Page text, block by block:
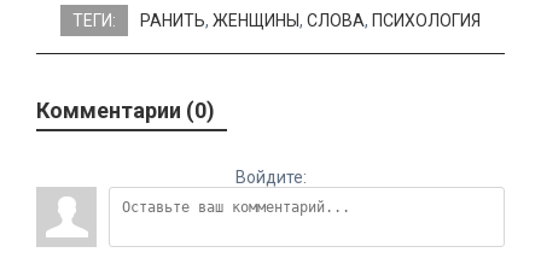
ТЕГИ: РАНИТЬ, ЖЕНЩИНЫ, СЛОВА, ПСИХОЛОГИЯ
Комментарии (0)
Войдите: